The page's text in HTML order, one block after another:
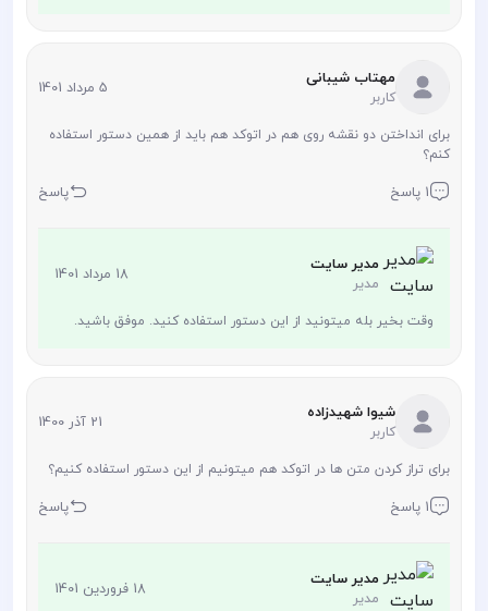
مهتاب شیبانی
کاربر 5 مرداد 1401
برای انداختن دو نقشه روی هم در اتوکد هم باید از همین دستور استفاده
کنم؟
1 پاسخ پاسخ
مدیر سایت
مدیر 18 مرداد 1401
وقت بخیر بله میتونید از این دستور استفاده کنید. موفق باشید.
شیوا شهیدزاده
کاربر 21 آذر 1400
برای تراز کردن متن ها در اتوکد هم میتونیم از این دستور استفاده کنیم؟
1 پاسخ پاسخ
مدیر سایت
مدیر 18 فروردین 1401